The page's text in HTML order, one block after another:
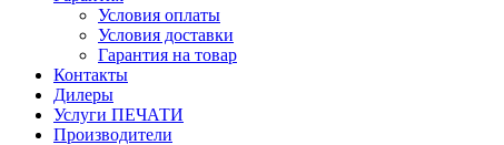
Условия оплаты
Условия доставки
Гарантия на товар
Контакты
Дилеры
Услуги ПЕЧАТИ
Производители